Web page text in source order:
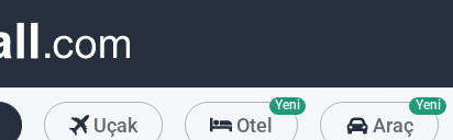
Uçak Otel
Yeni
Araç
Yeni